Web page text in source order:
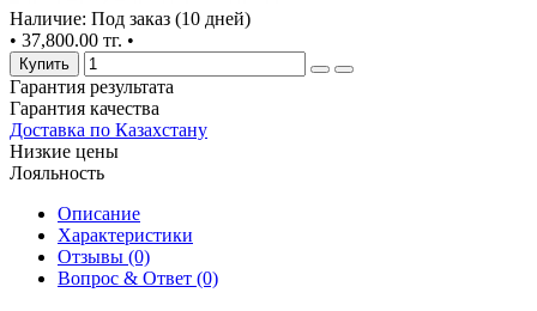
Наличие: Под заказ (10 дней)
• 37,800.00 тг. •
Купить
Гарантия результата
Гарантия качества
Доставка по Казахстану
Низкие цены
Лояльность
Описание
Характеристики
Отзывы (0)
Вопрос & Ответ (0)